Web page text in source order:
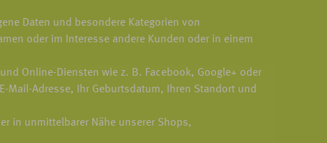
Daten und besondere Kategorien von
oder im Interesse andere Kunden oder in einem
Online-Diensten wie z. B. Facebook, Google+ oder
Mail-Adresse, Ihr Geburtsdatum, Ihren Standort und
in unmittelbarer Nähe unserer Shops,